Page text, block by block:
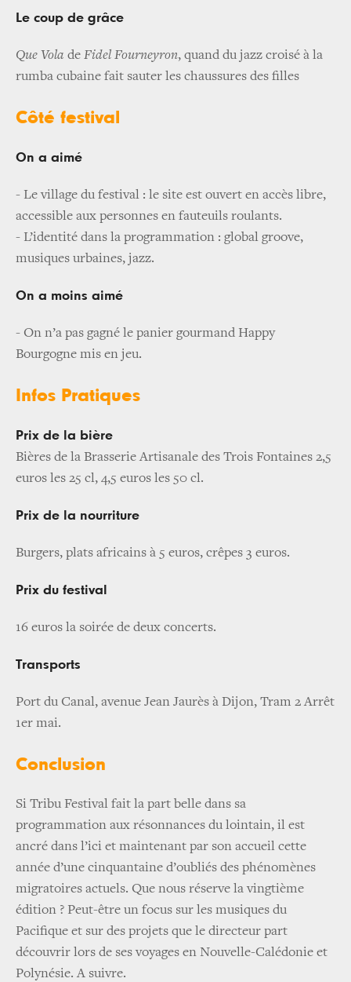
Le coup de grâce
Que Vola de Fidel Fourneyron, quand du jazz croisé à la
rumba cubaine fait sauter les chaussures des filles
Côté festival
On a aimé
- Le village du festival : le site est ouvert en accès libre,
accessible aux personnes en fauteuils roulants.
- L’identité dans la programmation : global groove,
musiques urbaines, jazz.
On a moins aimé
- On n’a pas gagné le panier gourmand Happy
Bourgogne mis en jeu.
Infos Pratiques
Prix de la bière
Bières de la Brasserie Artisanale des Trois Fontaines 2,5
euros les 25 cl, 4,5 euros les 50 cl.
Prix de la nourriture
Burgers, plats africains à 5 euros, crêpes 3 euros.
Prix du festival
16 euros la soirée de deux concerts.
Transports
Port du Canal, avenue Jean Jaurès à Dijon, Tram 2 Arrêt
1er mai.
Conclusion
Si Tribu Festival fait la part belle dans sa
programmation aux résonnances du lointain, il est
ancré dans l’ici et maintenant par son accueil cette
année d’une cinquantaine d’oubliés des phénomènes
migratoires actuels. Que nous réserve la vingtième
édition ? Peut-être un focus sur les musiques du
Pacifique et sur des projets que le directeur part
découvrir lors de ses voyages en Nouvelle-Calédonie et
Polynésie. A suivre.